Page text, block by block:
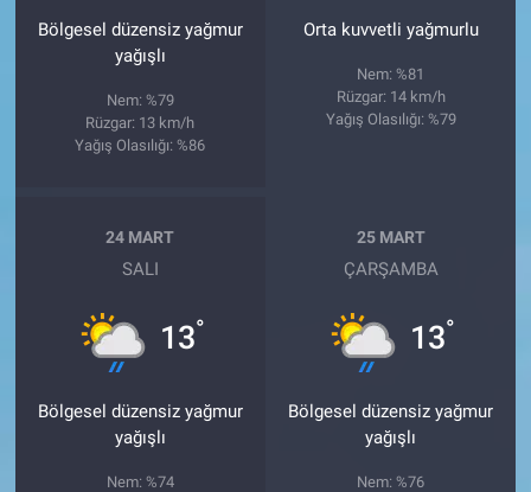
Bölgesel düzensiz yağmur
yağışlı
Nem: %79
Rüzgar: 13 km/h
Yağış Olasılığı: %86
Orta kuvvetli yağmurlu
Nem: %81
Rüzgar: 14 km/h
Yağış Olasılığı: %79
24 MART
SALI
13°
Bölgesel düzensiz yağmur
yağışlı
Nem: %74
25 MART
ÇARŞAMBA
13°
Bölgesel düzensiz yağmur
yağışlı
Nem: %76